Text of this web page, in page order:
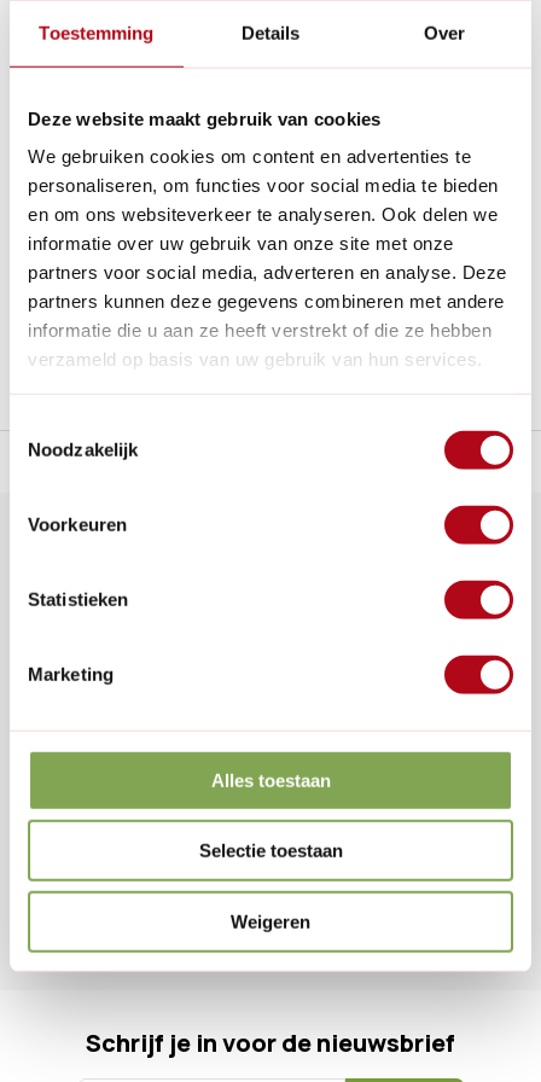
Toestemming Details Over
Deze website maakt gebruik van cookies
We gebruiken cookies om content en advertenties te
personaliseren, om functies voor social media te bieden
en om ons websiteverkeer te analyseren. Ook delen we
informatie over uw gebruik van onze site met onze
partners voor social media, adverteren en analyse. Deze
partners kunnen deze gegevens combineren met andere
informatie die u aan ze heeft verstrekt of die ze hebben
verzameld op basis van uw gebruik van hun services.
Noodzakelijk
Voorkeuren
Statistieken
Marketing
Alles toestaan
Selectie toestaan
Weigeren
Opbrengst - Kim
Nelissen
€26,95
Nederland.* 14 de tuinspecialist
Handige links
Informatie
Contactgegevens
Schrijf je in voor de nieuwsbrief